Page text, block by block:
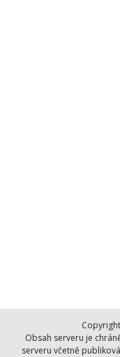
Obsah serveru je
serveru včetně